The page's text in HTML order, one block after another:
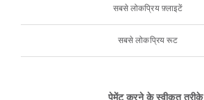
सबसे लोकप्रिय फ़्लाइटें
सबसे लोकप्रिय रूट
पेमेंट करने के स्वीकृत तरीके